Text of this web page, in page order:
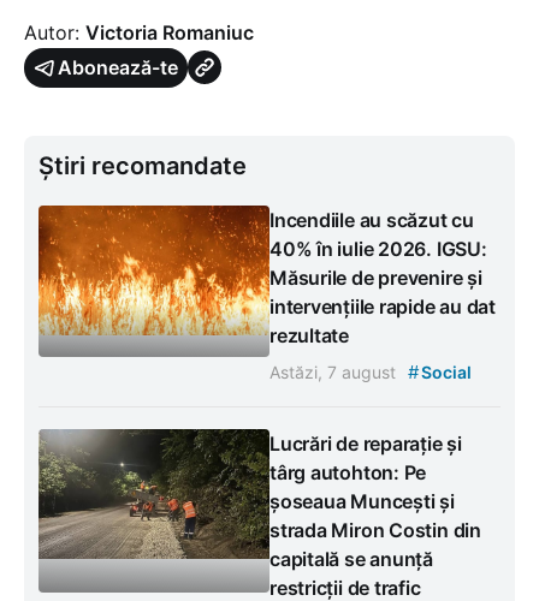
Autor: Victoria Romaniuc
Abonează-te
Știri recomandate
Incendiile au scăzut cu
40% în iulie 2026. IGSU:
Măsurile de prevenire și
intervențiile rapide au dat
rezultate
Astăzi, 7 august #Social
Lucrări de reparație și
târg autohton: Pe
șoseaua Muncești și
strada Miron Costin din
capitală se anunță
restricții de trafic